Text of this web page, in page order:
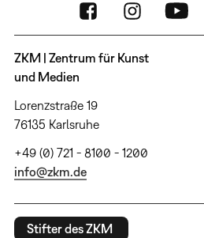
ZKM | Zentrum für Kunst
und Medien
Lorenzstraße 19
76135 Karlsruhe
+49 (0) 721 - 8100 - 1200
info@zkm.de
Stifter des ZKM